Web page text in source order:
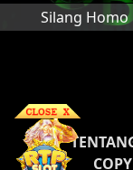
Silang Homo